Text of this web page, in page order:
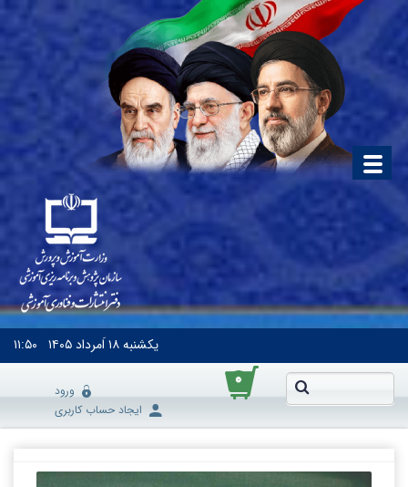
یکشنبه۱۸ اَمرداد ۱۴۰۵ ۱۱:۵۰
۰
ورود
ایجاد حساب کاربری